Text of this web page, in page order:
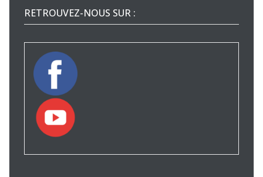
RETROUVEZ-NOUS SUR :